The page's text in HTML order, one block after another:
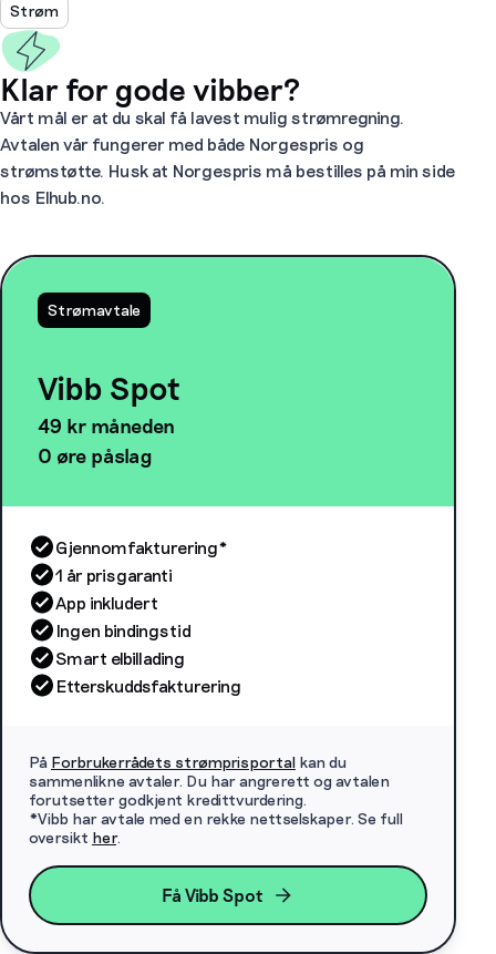
Strøm
Klar for gode vibber?
Vårt mål er at du skal få lavest mulig strømregning.
Avtalen vår fungerer med både Norgespris og
strømstøtte. Husk at Norgespris må bestilles på min side
hos Elhub.no.
Strømavtale
Vibb Spot
49 kr måneden
0 øre påslag
Gjennomfakturering*
1 år prisgaranti
App inkludert
Ingen bindingstid
Smart elbillading
Etterskuddsfakturering
På Forbrukerrådets strømprisportal kan du
sammenlikne avtaler. Du har angrerett og avtalen
forutsetter godkjent kredittvurdering.
*Vibb har avtale med en rekke nettselskaper. Se full
oversikt her.
Få Vibb Spot